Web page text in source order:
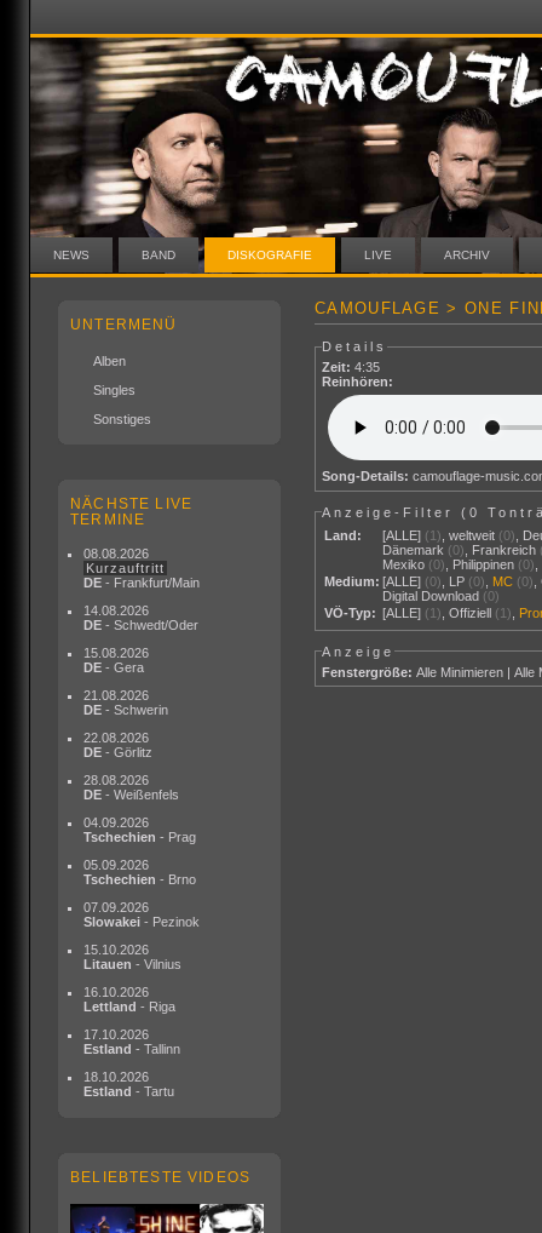
NEWS BAND DISKOGRAFIE LIVE ARCHIV
UNTERMENÜ
Alben
Singles
Sonstiges
NÄCHSTE LIVE
TERMINE
08.08.2026
Kurzauftritt
DE - Frankfurt/Main
14.08.2026
DE - Schwedt/Oder
15.08.2026
DE - Gera
21.08.2026
DE - Schwerin
22.08.2026
DE - Görlitz
28.08.2026
DE - Weißenfels
04.09.2026
Tschechien - Prag
05.09.2026
Tschechien - Brno
07.09.2026
Slowakei - Pezinok
15.10.2026
Litauen - Vilnius
16.10.2026
Lettland - Riga
17.10.2026
Estland - Tallinn
18.10.2026
Estland - Tartu
BELIEBTESTE VIDEOS
CAMOUFLAGE > ONE
Details
Zeit: 4:35
Reinhören:
Song-Details: camouflage-
Anzeige-Filter (0
Land:
[ALLE] (1) ,weltweit (0)
Dänemark (0) Frankreich
Mexiko (0) Philippinen (0)
Medium: [ALLE] (0) LP (0) MC (0) ,
Digital Download (0)
VÖ-Typ: [ALLE] (1) ,Offiziell (1)
Anzeige
Fenstergröße: Alle Minimieren |Alle